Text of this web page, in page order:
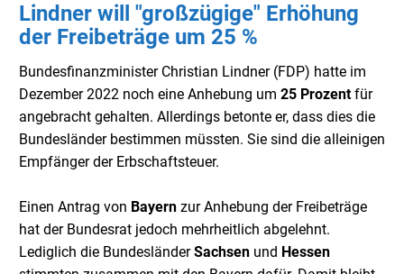
Lindner will "großzügige" Erhöhung
der Freibeträge um 25 %
Bundesfinanzminister Christian Lindner (FDP) hatte im
Dezember 2022 noch eine Anhebung um 25 Prozentfür
angebracht gehalten. Allerdings betonte er, dass dies die
Bundesländer bestimmen müssten. Sie sind die alleinigen
Empfänger der Erbschaftsteuer.
Einen Antrag von Bayern zur Anhebung der Freibeträge
hat der Bundesrat jedoch mehrheitlich abgelehnt.
Lediglich die BundesländerSachsen und Hessen